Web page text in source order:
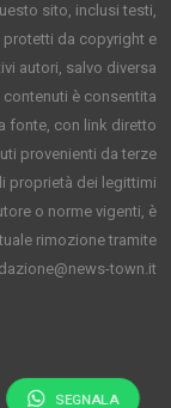
sito, inclusi testi,
da copyright e
autori, salvo diversa
è consentita
fonte, con link diretto
provenienti da terze
proprietà dei legittimi
o norme vigenti, è
rimozione tramite
town.it
SEGNALA